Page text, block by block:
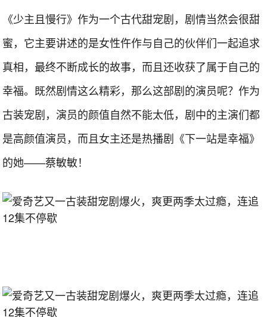
《少主且慢行》作为一个古代甜宠剧，剧情当然会很甜
蜜，它主要讲述的是女性仵作与自己的伙伴们一起追求
真相，最终不断成长的故事，而且还收获了属于自己的
幸福。既然剧情这么精彩，那么这部剧的演员呢？作为
古装宠剧，演员的颜值自然不能太低，剧中的主演们都
是高颜值演员，而且女主还是热播剧《下一站是幸福》
的她——蔡敏敏！